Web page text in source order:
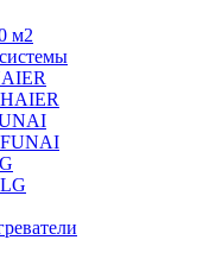
м2
FUNAI